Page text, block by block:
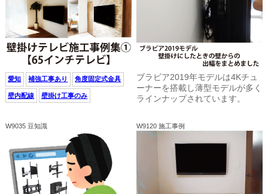
愛知 補強工事あり 角度固定式金具
壁内配線 壁掛け工事のみ
ブラビア2019年モデルは4Kチュ
ーナーを搭載し薄型モデルが多く
ラインナップされています。
W9035 豆知識 W9120 施工事例